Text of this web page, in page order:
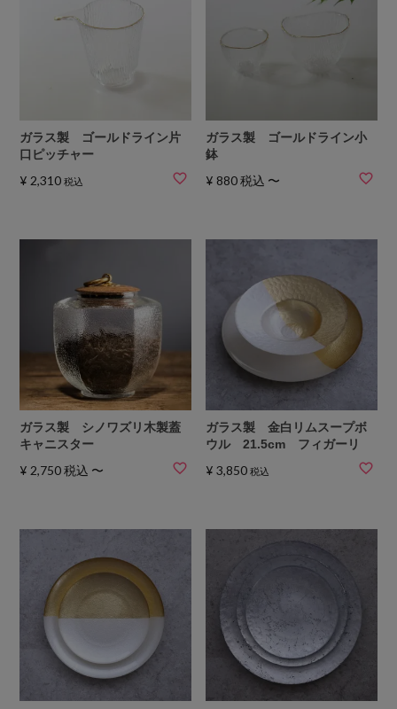
ガラス製 ゴールドライン片
口ピッチャー
¥ 2,310 税込
ガラス製 ゴールドライン小
鉢
¥ 880税込 〜
ガラス製 シノワズリ木製蓋
キャニスター
¥ 2,750 税込 〜
ガラス製 金白リムスープボ
ウル 21.5cm フィガーリ
¥ 3,850 税込